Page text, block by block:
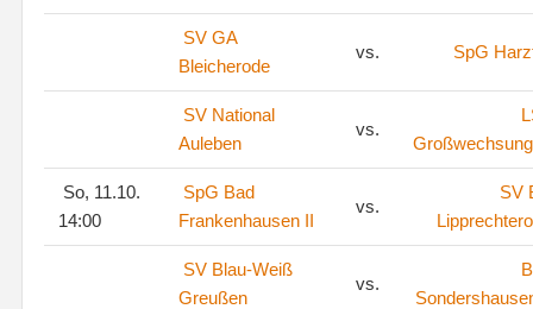
SV GA
Bleicherode
vs. SpG
SV National
Auleben
vs.
So, 11.10.
14:00
SpG Bad
Frankenhausen II
vs.
SV
SV Blau-Weiß
Greußen
vs.